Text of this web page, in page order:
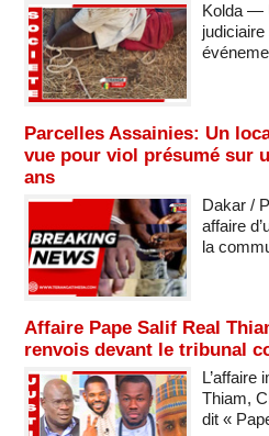
Kolda —
Parcelles Assainies: Un
vue pour viol présumé sur
ans
Dakar /
affaire
la
Affaire Pape Salif Real
renvois devant le tribunal
L’affaire
Thiam,
dit «